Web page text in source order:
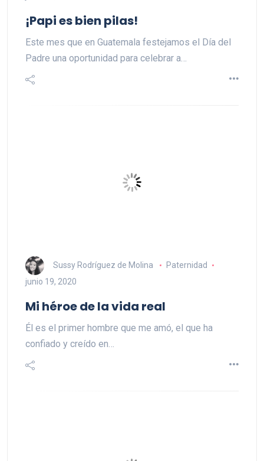
¡Papi es bien pilas!
Este mes que en Guatemala festejamos el Día del
Padre una oportunidad para celebrar a…
Sussy Rodríguez de Molina
Paternidad
junio 19, 2020
Mi héroe de la vida real
Él es el primer hombre que me amó, el que ha
confiado y creído en…